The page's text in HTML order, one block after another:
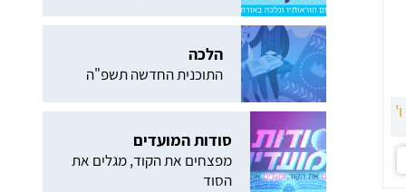
ו'
הלכה
התוכנית החדשה תשפ"ה
סודות המועדים
מפצחים את הקוד, מגלים את
הסוד